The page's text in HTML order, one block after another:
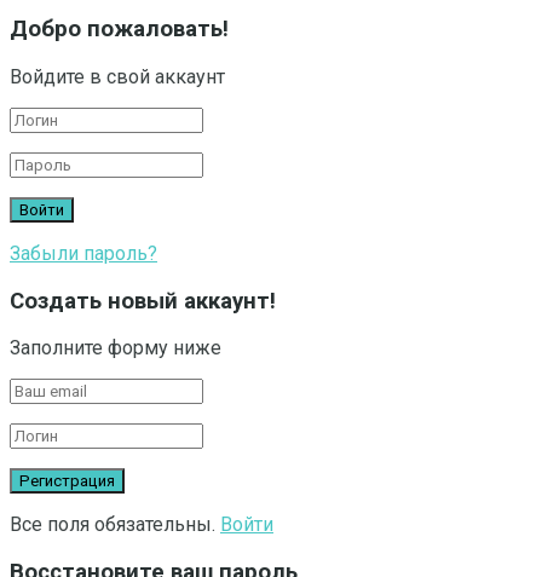
Добро пожаловать!
Войдите в свой аккаунт
Забыли пароль?
Создать новый аккаунт!
Заполните форму ниже
Все поля обязательны. Войти